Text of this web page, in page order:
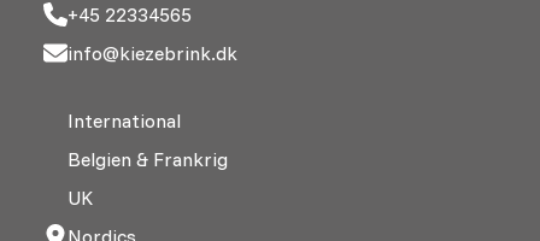
+45 22334565
info@kiezebrink.dk
International
Belgien & Frankrig
UK
Nordics